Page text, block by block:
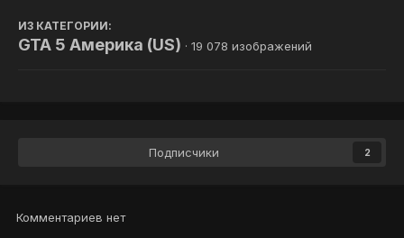
ИЗ КАТЕГОРИИ:
GTA 5 Америка (US) · 19 078 изображений
Подписчики 2
Комментариев нет